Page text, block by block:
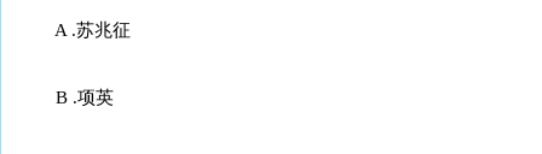
A .苏兆征
B .项英